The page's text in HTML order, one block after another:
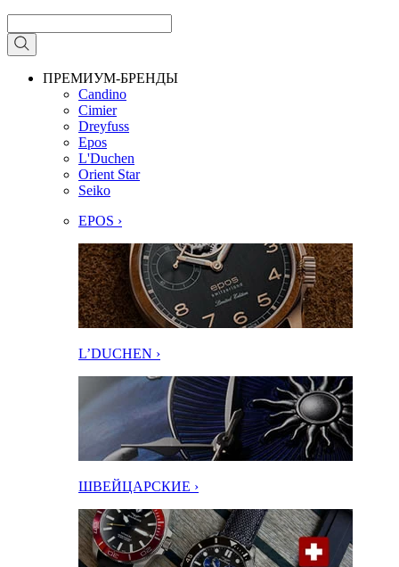
ПРЕМИУМ-БРЕНДЫ
Candino
Cimier
Dreyfuss
Epos
L'Duchen
Orient Star
Seiko
EPOS ›
L’DUCHEN ›
ШВЕЙЦАРСКИЕ ›